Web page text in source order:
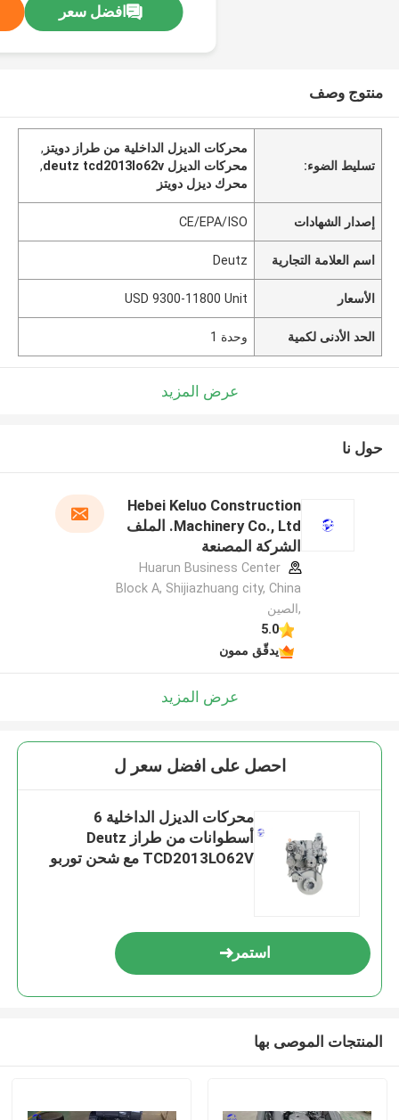
افضل سعر
منتوج وصف
تسليط الضوء:
محركات الديزل الداخلية من طراز دويتز ,
محركات الديزل deutz tcd2013lo62v
,
محرك ديزل دويتز
إصدار الشهادات CE/EPA/ISO
اسم العلامة التجارية Deutz
الأسعار USD 9300-11800 Unit
الحد الأدنى لكمية وحدة 1
عرض المزيد
حول نا
Hebei Keluo Construction
Machinery Co., Ltd. الملف
الشركة المصنعة
Huarun Business Center
Block A, Shijiazhuang city, China
,الصين
5.0
يدقّق ممون
عرض المزيد
احصل على افضل سعر ل
محركات الديزل الداخلية 6
أسطوانات من طراز Deutz
TCD2013LO62V مع شحن توربو
استمر
المنتجات الموصى بها